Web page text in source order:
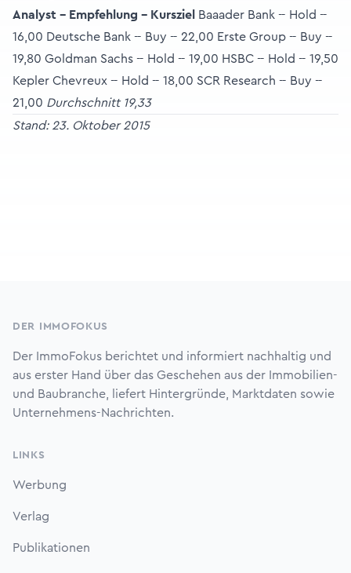
Analyst -- Empfehlung -- Kursziel
Baaader Bank -- Hold --
16,00 Deutsche Bank -- Buy -- 22,00 Erste Group -- Buy --
19,80 Goldman Sachs -- Hold -- 19,00 HSBC -- Hold -- 19,50
Kepler Chevreux -- Hold -- 18,00 SCR Research -- Buy --
21,00 Durchschnitt 19,33
Stand: 23. Oktober 2015
DER IMMOFOKUS
Der ImmoFokus berichtet und informiert nachhaltig und
aus erster Hand über das Geschehen aus der Immobilien-
und Baubranche, liefert Hintergründe, Marktdaten sowie
Unternehmens-Nachrichten.
LINKS
Werbung
Verlag
Publikationen